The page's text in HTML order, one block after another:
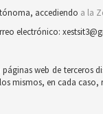
accediendo a la
electrónico:
web de
mismos, en cada